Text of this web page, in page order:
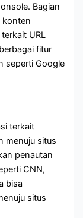
Bagian
konten
URL
fitur
seperti Google
terkait
menuju situs
penautan
CNN,
bisa
situs